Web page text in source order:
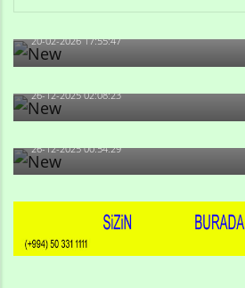
Qulu Məhərrəmli: Sosial
20-02-2026 17:55:47
Məni bura NAZİR GÖNDƏRİB -
olan və...
26-12-2025 02:08:23
-Ay qız, sən məhkəməni
də, məni...
26-12-2025 00:54:29